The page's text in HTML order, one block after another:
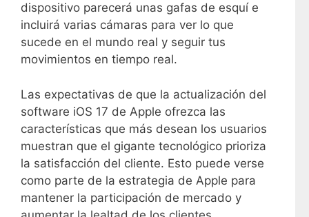
dispositivo parecerá unas gafas de esquí e
incluirá varias cámaras para ver lo que
sucede en el mundo real y seguir tus
movimientos en tiempo real.
Las expectativas de que la actualización del
software iOS 17 de Apple ofrezca las
características que más desean los usuarios
muestran que el gigante tecnológico prioriza
la satisfacción del cliente. Esto puede verse
como parte de la estrategia de Apple para
mantener la participación de mercado y